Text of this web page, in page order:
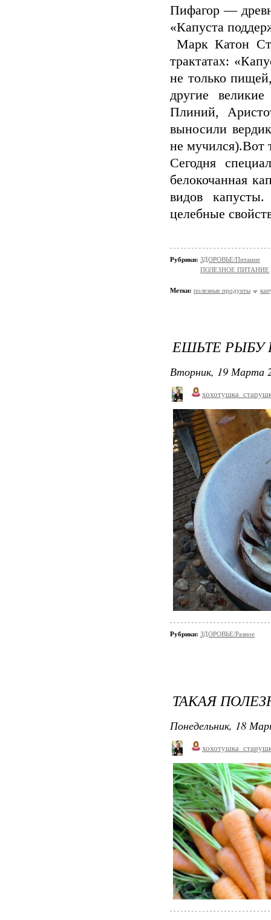
Пифагор —
«Капуста
Марк Катон
трактатах:
не только
другие
Плиний,
выносили
не мучился).Вот
Сегодня
белокочанная
видов капусты.
целебные
Рубрики: ЗДОРОВЬЕ/Питание
ПОЛЕЗНОЕ ПИТАНИЕ
Метки: полезные продукты
ЕШЬТЕ РЫБУ
Вторник, 19 Марта
Рубрики: ЗДОРОВЬЕ/Разное
ТАКАЯ
Понедельник, 18